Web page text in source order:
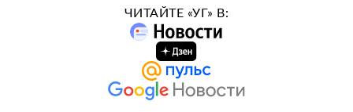
ЧИТАЙТЕ «УГ» В: